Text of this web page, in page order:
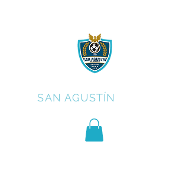
SAN AGUSTÍN